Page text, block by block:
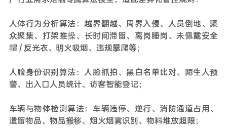
人体行为分析算法：越界翻越、周界入侵、人员倒地、聚
众聚集、打架推搡、长时间滞留、离岗睡岗、未佩戴安全
帽 / 反光衣、明火吸烟、违规攀爬等；
人脸身份识别算法：人脸抓拍、黑白名单比对、陌生人预
警、出入口人员统计、访客智能登记；
车辆与物体检测算法：车辆违停、逆行、消防通道占用、
遗留物品、物品搬移、烟火烟雾识别、物料堆放超限；